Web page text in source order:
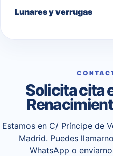
Lunares y verrugas
Solicita cita
Estamos en C/ Príncipe de
Madrid. Puedes
WhatsApp o